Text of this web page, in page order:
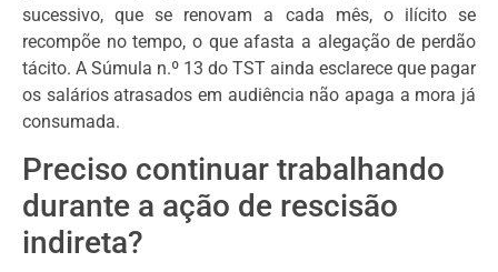
sucessivo, que se renovam a cada mês, o ilícito se
recompõe no tempo, o que afasta a alegação de perdão
tácito. A Súmula n.º 13 do TST ainda esclarece que pagar
os salários atrasados em audiência não apaga a mora já
consumada.
Preciso continuar trabalhando
durante a ação de rescisão
indireta?